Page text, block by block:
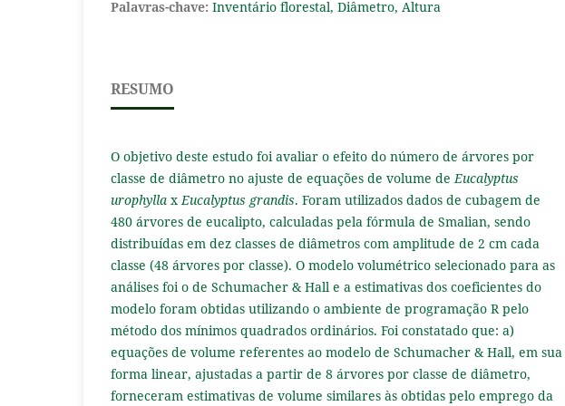
Palavras-chave: Inventário florestal, Diâmetro, Altura
RESUMO
O objetivo deste estudo foi avaliar o efeito do número de árvores por
classe de diâmetro no ajuste de equações de volume deEucalyptus
urophylla xEucalyptus grandis. Foram utilizados dados de cubagem de
480 árvores de eucalipto, calculadas pela fórmula de Smalian, sendo
distribuídas em dez classes de diâmetros com amplitude de 2 cm cada
classe (48 árvores por classe). O modelo volumétrico selecionado para as
análises foi o de Schumacher & Hall e a estimativas dos coeficientes do
modelo foram obtidas utilizando o ambiente de programação R pelo
método dos mínimos quadrados ordinários. Foi constatado que: a)
equações de volume referentes ao modelo de Schumacher & Hall, em sua
forma linear, ajustadas a partir de 8 árvores por classe de diâmetro,
forneceram estimativas de volume similares às obtidas pelo emprego da